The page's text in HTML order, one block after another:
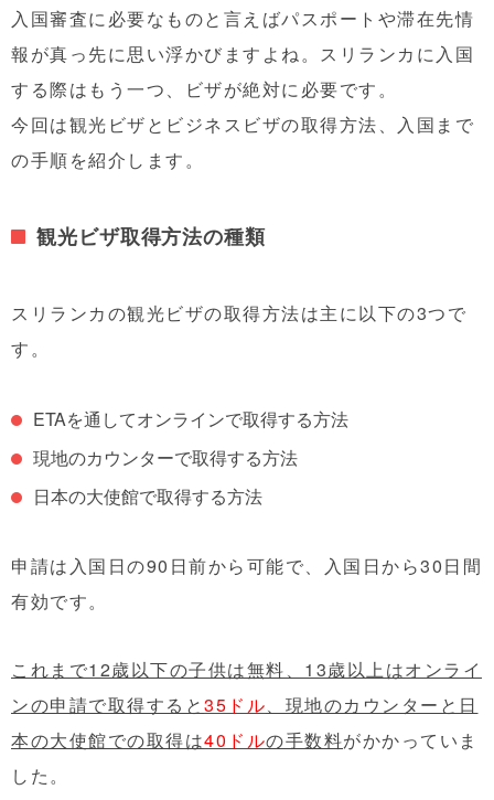
入国審査に必要なものと言えばパスポートや滞在先情
報が真っ先に思い浮かびますよね。スリランカに入国
する際はもう一つ、ビザが絶対に必要です。
今回は観光ビザとビジネスビザの取得方法、入国まで
の手順を紹介します。
観光ビザ取得方法の種類
スリランカの観光ビザの取得方法は主に以下の3つで
す。
ETAを通してオンラインで取得する方法
現地のカウンターで取得する方法
日本の大使館で取得する方法
申請は入国日の90日前から可能で、入国日から30日間
有効です。
これまで12歳以下の子供は無料、13歳以上はオンライ
ンの申請で取得すると35ドル、現地のカウンターと日
本の大使館での取得は40ドルの手数料がかかっていま
した。